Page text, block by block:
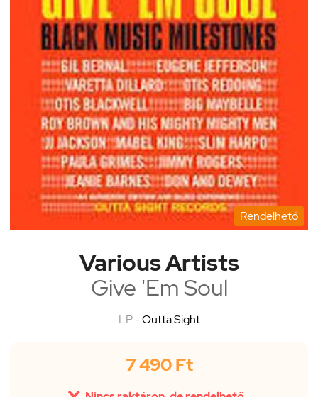
Rendelhető
Various Artists
Give 'Em Soul
LP -Outta Sight
7 490 Ft